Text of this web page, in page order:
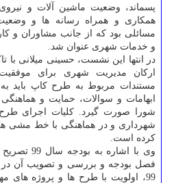
پسماند، وضعیت ماشین آلات و
همكاری و همراه رسانه ها و
مسائلی بود كه از جانب مشاوران و
و خدمات شهری عنوان شد.
در انتها این نشست، حسینی میلانی با
اركان مدیریت شهری برای
مستندات مربوط به طرح كاپ باید
ابهامات و سوالات، حمایت و
شورا صورت گیرد. كلیات اجرای
شهرداری و در هماهنگی با خط مشی
كرده است.
وی با اشاره
فصل بودجه و بررسی و تصویب آن در
99، اولویت با طرح ها و پروژه